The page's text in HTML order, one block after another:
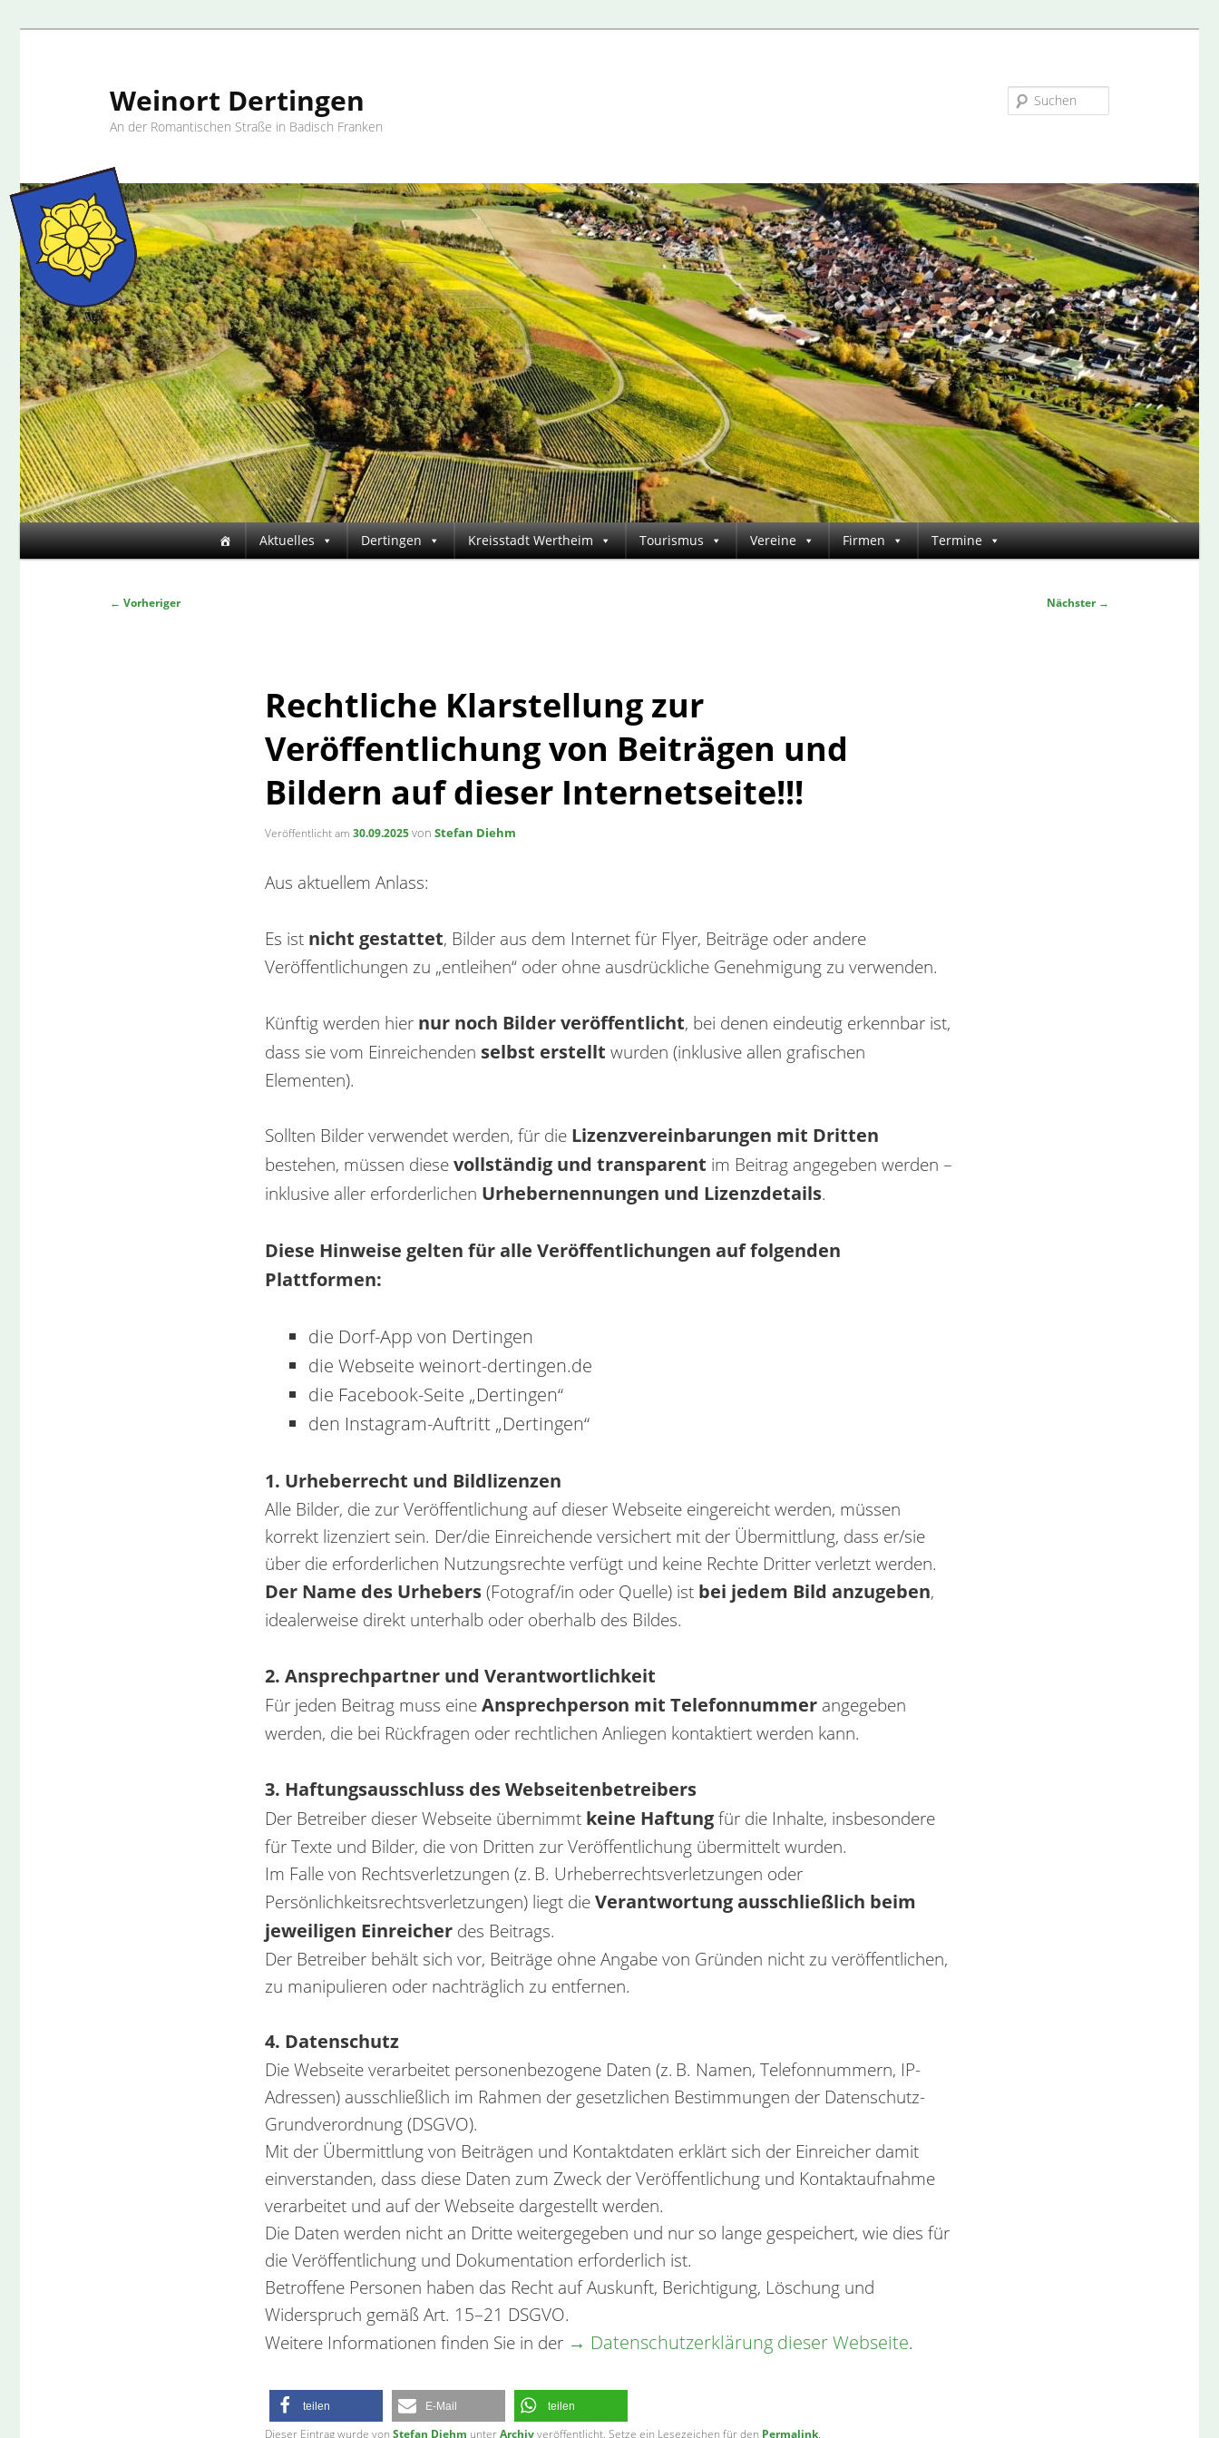
Weinort Dertingen
An der Romantischen Straße in Badisch Franken
Hauptmenü
Zum Aktuelles Dertingen Kreisstadt Wertheim Tourismus Vereine Firmen Termine
Beitragsnavigation
← Vorheriger Nächster →
Rechtliche Klarstellung zur
Veröffentlichung von Beiträgen und
Bildern auf dieser Internetseite!!!
Veröffentlicht am30.09.2025vonStefan Diehm
Aus aktuellem Anlass:
Es ist nicht gestattet, Bilder aus dem Internet für Flyer, Beiträge oder andere
Veröffentlichungen zu „entleihen“ oder ohne ausdrückliche Genehmigung zu verwenden.
Künftig werden hier nur noch Bilder veröffentlicht, bei denen eindeutig erkennbar ist,
dass sie vom Einreichenden selbst erstellt wurden (inklusive allen grafischen
Elementen).
Sollten Bilder verwendet werden, für die Lizenzvereinbarungen mit Dritten
bestehen, müssen diesevollständig und transparent im Beitrag angegeben werden –
inklusive aller erforderlichen Urhebernennungen und Lizenzdetails.
Diese Hinweise gelten für alle Veröffentlichungen auf folgenden
Plattformen:
die Dorf-App von Dertingen
die Webseite weinort-dertingen.de
die Facebook-Seite „Dertingen“
den Instagram-Auftritt „Dertingen“
1. Urheberrecht und Bildlizenzen
Alle Bilder, die zur Veröffentlichung auf dieser Webseite eingereicht werden, müssen
korrekt lizenziert sein. Der/die Einreichende versichert mit der Übermittlung, dass er/sie
über die erforderlichen Nutzungsrechte verfügt und keine Rechte Dritter verletzt werden.
Der Name des Urhebers(Fotograf/in oder Quelle) ist bei jedem Bild anzugeben,
idealerweise direkt unterhalb oder oberhalb des Bildes.
2. Ansprechpartner und Verantwortlichkeit
Für jeden Beitrag muss eineAnsprechperson mit Telefonnummer angegeben
werden, die bei Rückfragen oder rechtlichen Anliegen kontaktiert werden kann.
3. Haftungsausschluss des Webseitenbetreibers
Der Betreiber dieser Webseite übernimmt keine Haftungfür die Inhalte, insbesondere
für Texte und Bilder, die von Dritten zur Veröffentlichung übermittelt wurden.
Im Falle von Rechtsverletzungen (z. B. Urheberrechtsverletzungen oder
Persönlichkeitsrechtsverletzungen) liegt dieVerantwortung ausschließlich beim
jeweiligen Einreicher des Beitrags.
Der Betreiber behält sich vor, Beiträge ohne Angabe von Gründen nicht zu veröffentlichen,
zu manipulieren oder nachträglich zu entfernen.
4. Datenschutz
Die Webseite verarbeitet personenbezogene Daten (z. B. Namen, Telefonnummern, IP-
Adressen) ausschließlich im Rahmen der gesetzlichen Bestimmungen der Datenschutz-
Grundverordnung (DSGVO).
Mit der Übermittlung von Beiträgen und Kontaktdaten erklärt sich der Einreicher damit
einverstanden, dass diese Daten zum Zweck der Veröffentlichung und Kontaktaufnahme
verarbeitet und auf der Webseite dargestellt werden.
Die Daten werden nicht an Dritte weitergegeben und nur so lange gespeichert, wie dies für
die Veröffentlichung und Dokumentation erforderlich ist.
Betroffene Personen haben das Recht auf Auskunft, Berichtigung, Löschung und
Widerspruch gemäß Art. 15–21 DSGVO.
Weitere Informationen finden Sie in der → Datenschutzerklärung dieser Webseite.
teilen E-Mail teilen
Dieser Eintrag wurde vonStefan Diehm unterArchivveröffentlicht. Setze ein Lesezeichen für den Permalink.